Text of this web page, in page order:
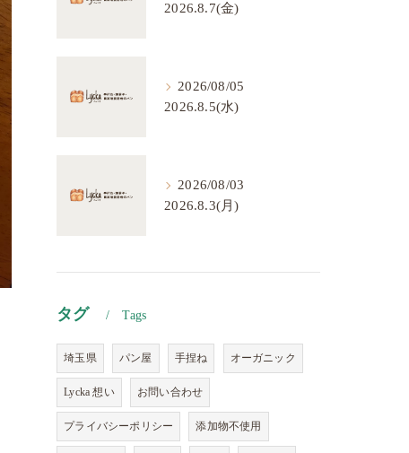
2026.8.7(金)
2026/08/05
2026.8.5(水)
2026/08/03
2026.8.3(月)
タグ Tags
埼玉県 パン屋 手捏ね オーガニック
Lycka 想い お問い合わせ
プライバシーポリシー 添加物不使用